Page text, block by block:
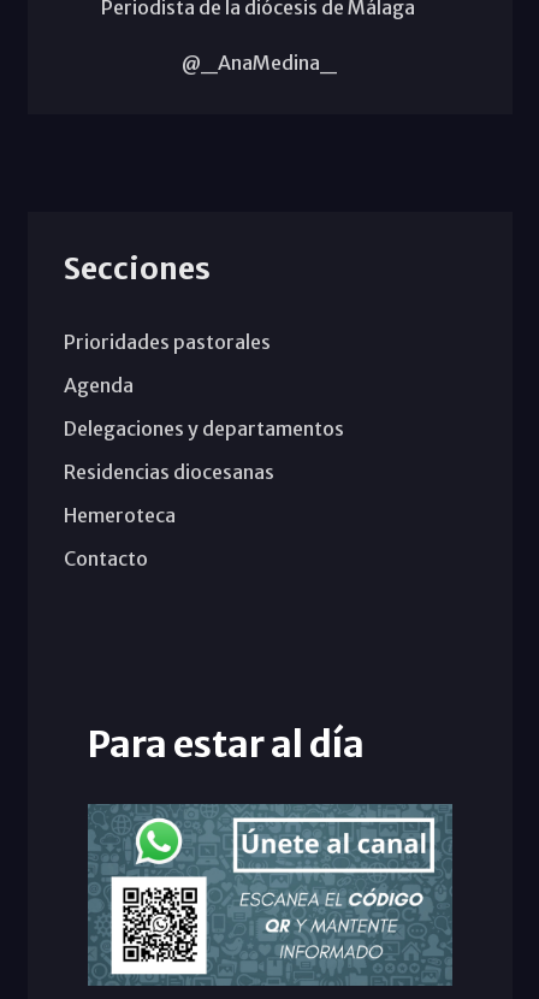
Periodista de la diócesis de Málaga
@_AnaMedina_
Secciones
Prioridades pastorales
Agenda
Delegaciones y departamentos
Residencias diocesanas
Hemeroteca
Contacto
Para estar al día